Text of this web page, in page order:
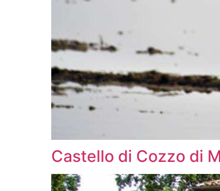
Castello di Cozzo di